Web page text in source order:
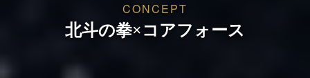
CONCEPT
北斗の拳×コアフォース